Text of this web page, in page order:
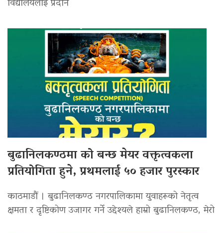
बुढानिलकण्ठमा को बन्छ मेयर वक्तृत्वकला
प्रतियोगिता हुने, प्रथमलाई ५० हजार पुरस्कार
काठमाडौं । बुढानिलकण्ठ नगरपालिकामा युवाहरूको नेतृत्व
क्षमता र दृष्टिकोण उजागर गर्ने उद्देश्यले हाम्रो बुढानिलकण्ठ, मेरो